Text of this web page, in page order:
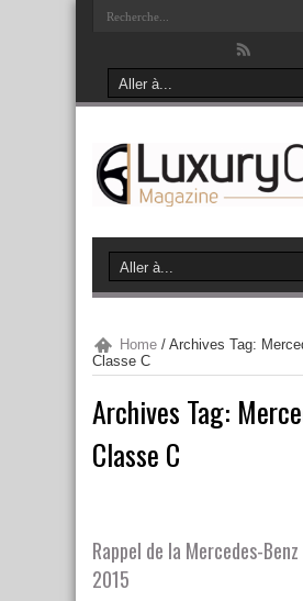
Home / Archives Tag:
Classe C
Archives Tag:
Classe C
Rappel de la Mercedes-
2015